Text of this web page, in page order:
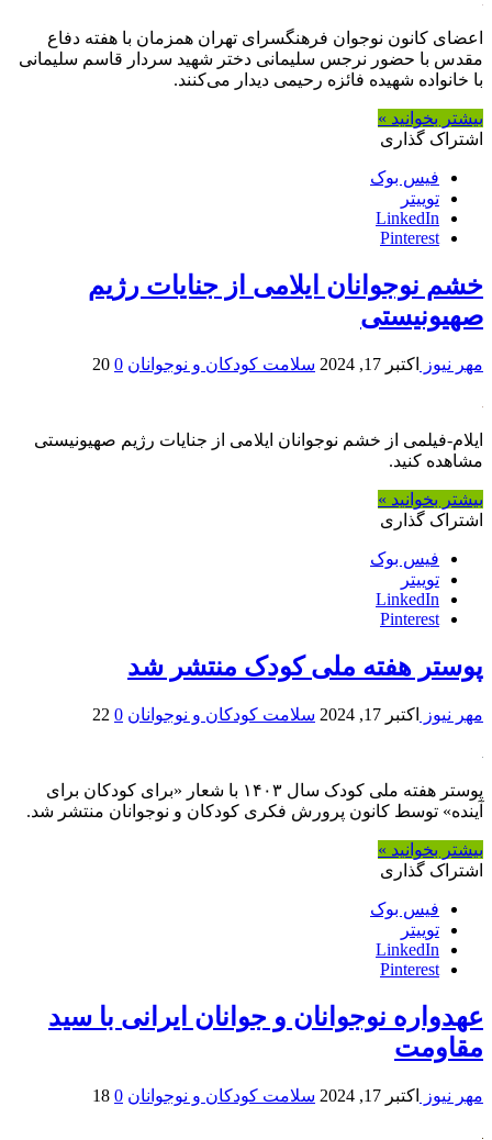
اعضای کانون نوجوان فرهنگسرای تهران همزمان با هفته دفاع
مقدس با حضور نرجس سلیمانی دختر شهید سردار قاسم سلیمانی
با خانواده شهیده فائزه رحیمی دیدار می‌کنند.
بیشتر بخوانید »
اشتراک گذاری
فیس بوک
توییتر
LinkedIn
Pinterest
خشم نوجوانان ایلامی از جنایات رژیم
صهیونیستی
مهر نیوز اکتبر 17, 2024 سلامت کودکان و نوجوانان 0
20
ایلام-فیلمی از خشم نوجوانان ایلامی از جنایات رژیم صهیونیستی
مشاهده کنید.
بیشتر بخوانید »
اشتراک گذاری
فیس بوک
توییتر
LinkedIn
Pinterest
پوستر هفته ملی کودک منتشر شد
مهر نیوز اکتبر 17, 2024 سلامت کودکان و نوجوانان 0
22
پوستر هفته ملی کودک سال ۱۴۰۳ با شعار «برای کودکان برای
آینده» توسط کانون پرورش فکری کودکان و نوجوانان منتشر شد.
بیشتر بخوانید »
اشتراک گذاری
فیس بوک
توییتر
LinkedIn
Pinterest
عهدواره نوجوانان و جوانان ایرانی با سید
مقاومت
مهر نیوز اکتبر 17, 2024 سلامت کودکان و نوجوانان 0
18